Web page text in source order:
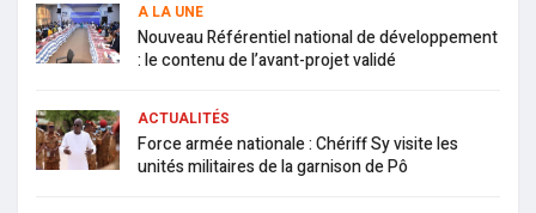
A LA UNE
Nouveau Référentiel national de développement
: le contenu de l’avant-projet validé
ACTUALITÉS
Force armée nationale : Chériff Sy visite les
unités militaires de la garnison de Pô